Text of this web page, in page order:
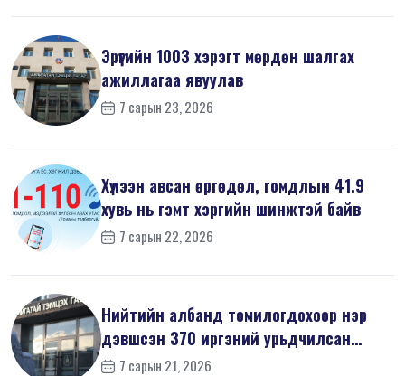
Эрүүгийн 1003 хэрэгт мөрдөн шалгах
ажиллагаа явуулав
7 сарын 23, 2026
Хүлээн авсан өргөдөл, гомдлын 41.9
хувь нь гэмт хэргийн шинжтэй байв
7 сарын 22, 2026
Нийтийн албанд томилогдохоор нэр
дэвшсэн 370 иргэний урьдчилсан
мэдүүл...
7 сарын 21, 2026